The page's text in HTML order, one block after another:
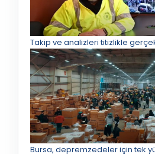
Takip ve analizleri titizlikle
Bursa, depremzedeler için tek